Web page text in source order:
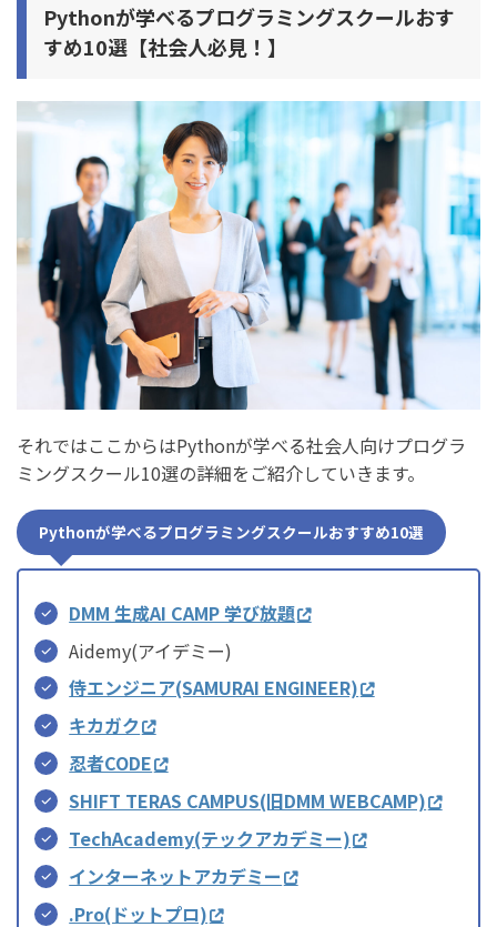
Pythonが学べるプログラミングスクールおす
すめ10選【社会人必見！】
それではここからはPythonが学べる社会人向けプログラ
ミングスクール10選の詳細をご紹介していきます。
Pythonが学べるプログラミングスクールおすすめ10選
DMM 生成AI CAMP 学び放題
Aidemy(アイデミー)
侍エンジニア(SAMURAI ENGINEER)
キカガク
忍者CODE
SHIFT TERAS CAMPUS(旧DMM WEBCAMP)
TechAcademy(テックアカデミー)
インターネットアカデミー
.Pro(ドットプロ)